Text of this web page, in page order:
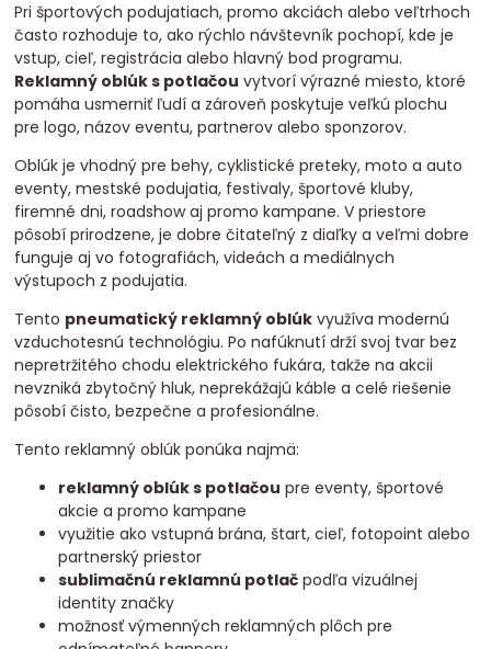
Pri športových podujatiach, promo akciách alebo veľtrhoch
často rozhoduje to, ako rýchlo návštevník pochopí, kde je
vstup, cieľ, registrácia alebo hlavný bod programu.
Reklamný oblúk s potlačou vytvorí výrazné miesto, ktoré
pomáha usmerniť ľudí a zároveň poskytuje veľkú plochu
pre logo, názov eventu, partnerov alebo sponzorov.
Oblúk je vhodný pre behy, cyklistické preteky, moto a auto
eventy, mestské podujatia, festivaly, športové kluby,
firemné dni, roadshow aj promo kampane. V priestore
pôsobí prirodzene, je dobre čitateľný z diaľky a veľmi dobre
funguje aj vo fotografiách, videách a mediálnych
výstupoch z podujatia.
Tento pneumatický reklamný oblúk využíva modernú
vzduchotesnú technológiu. Po nafúknutí drží svoj tvar bez
nepretržitého chodu elektrického fukára, takže na akcii
nevzniká zbytočný hluk, neprekážajú káble a celé riešenie
pôsobí čisto, bezpečne a profesionálne.
Tento reklamný oblúk ponúka najmä:
reklamný oblúk s potlačou pre eventy, športové
akcie a promo kampane
využitie ako vstupná brána, štart, cieľ, fotopoint alebo
partnerský priestor
sublimačnú reklamnú potlač podľa vizuálnej
identity značky
možnosť výmenných reklamných plôch pre